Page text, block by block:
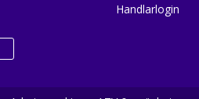
Handlarlogin